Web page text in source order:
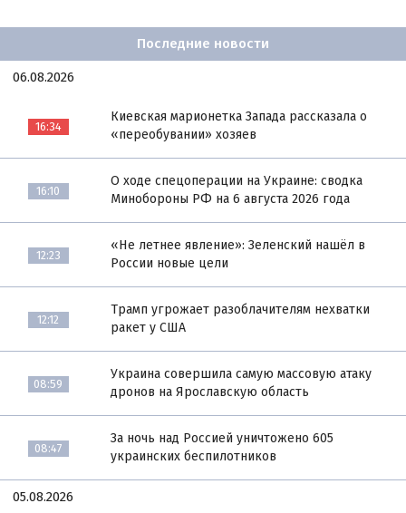
Последние новости
06.08.2026
16:34
Киевская марионетка Запада рассказала о
«переобувании» хозяев
16:10
О ходе спецоперации на Украине: сводка
Минобороны РФ на 6 августа 2026 года
12:23
«Не летнее явление»: Зеленский нашёл в
России новые цели
12:12
Трамп угрожает разоблачителям нехватки
ракет у США
08:59
Украина совершила самую массовую атаку
дронов на Ярославскую область
08:47
За ночь над Россией уничтожено 605
украинских беспилотников
05.08.2026